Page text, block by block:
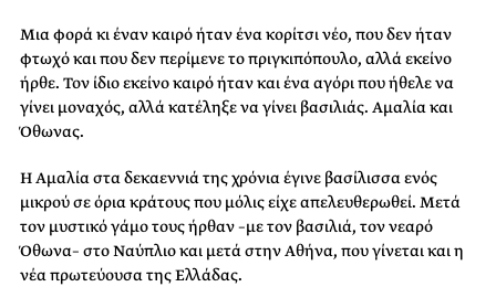
Μια φορά κι έναν καιρό ήταν ένα κορίτσι νέο, που δεν ήταν
φτωχό και που δεν περίμενε το πριγκιπόπουλο, αλλά εκείνο
ήρθε. Τον ίδιο εκείνο καιρό ήταν και ένα αγόρι που ήθελε να
γίνει μοναχός, αλλά κατέληξε να γίνει βασιλιάς. Αμαλία και
Όθωνας.
Η Αμαλία στα δεκαεννιά της χρόνια έγινε βασίλισσα ενός
μικρού σε όρια κράτους που μόλις είχε απελευθερωθεί. Μετά
τον μυστικό γάμο τους ήρθαν –με τον βασιλιά, τον νεαρό
Όθωνα– στο Ναύπλιο και μετά στην Αθήνα, που γίνεται και η
νέα πρωτεύουσα της Ελλάδας.